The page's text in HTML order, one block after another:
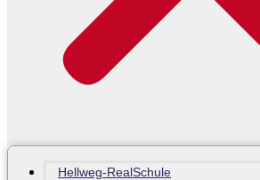
Hellweg-RealSchule